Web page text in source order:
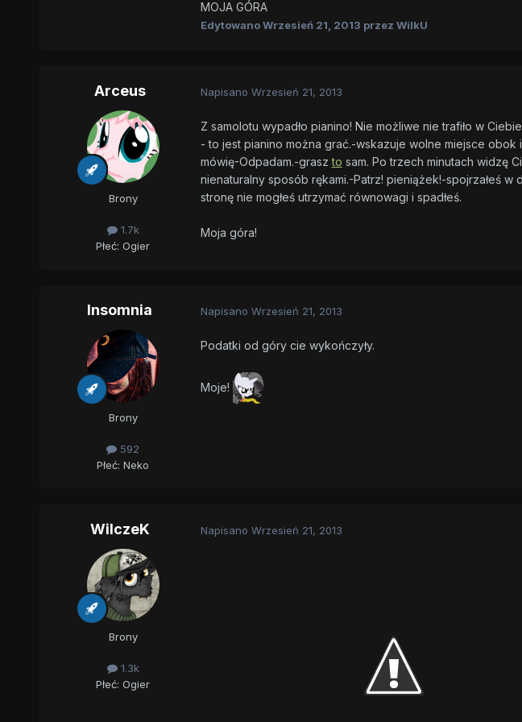
MOJA GÓRA
EdytowanoWrzesień 21, 2013 przez WilkU
Arceus
Brony
1.7k
Płeć: Ogier
Napisano Wrzesień 21, 2013
Z samolotu wypadło pianino! Nie możliwe nie trafiło w
- to jest pianino można grać.-wskazuje wolne miejsce
mówię-Odpadam.-graszto sam. Po trzech minutach widzę
nienaturalny sposób rękami.-Patrz! pieniążek!-spojrzałeś w
stronę nie mogłeś utrzymać równowagi i spadłeś.
Moja góra!
Insomnia
Brony
592
Płeć: Neko
Napisano Wrzesień 21, 2013
Podatki od góry cie wykończyły.
Moje!
WilczeK
Brony
1.3k
Płeć: Ogier
Napisano Wrzesień 21, 2013